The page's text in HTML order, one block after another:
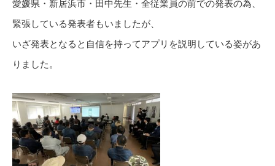
愛媛県・新居浜市・田中先生・全従業員の前での発表の為、
緊張している発表者もいましたが、
いざ発表となると自信を持ってアプリを説明している姿があ
りました。